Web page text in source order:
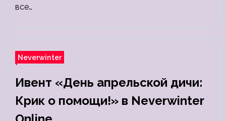
все…
Neverwinter
Ивент «День апрельской дичи:
Крик о помощи!» в Neverwinter